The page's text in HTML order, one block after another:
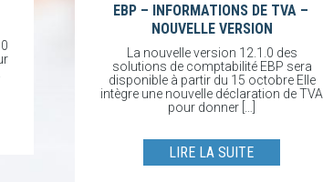
EBP – INFORMATIONS DE TVA –
NOUVELLE VERSION
La nouvelle version 12.1.0 des
solutions de comptabilité EBP sera
disponible à partir du 15 octobre Elle
intègre une nouvelle déclaration de TVA
pour donner […]
LIRE LA SUITE